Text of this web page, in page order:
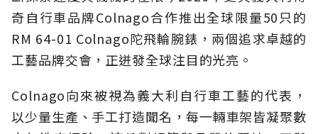
奇自行車品牌Colnago合作推出全球限量50只的
RM 64-01 Colnago陀飛輪腕錶，兩個追求卓越的
工藝品牌交會，正迸發全球注目的光亮。
Colnago向來被視為義大利自行車工藝的代表，
以少量生產、手工打造聞名，每一輛車架皆凝聚數